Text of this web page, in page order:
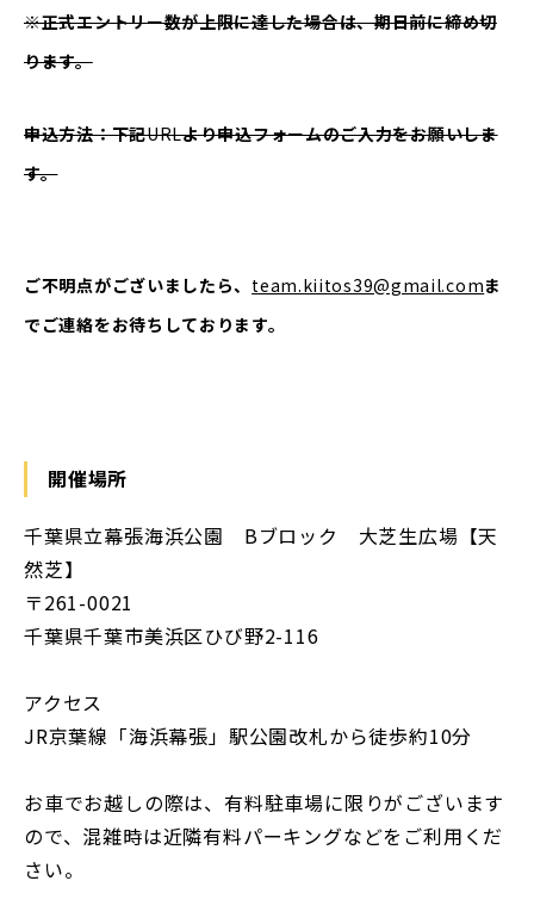
※正式エントリー数が上限に達した場合は、期日前に締め切
ります。
申込方法：下記URLより申込フォームのご入力をお願いしま
す。
ご不明点がございましたら、 team.kiitos39@gmail.comま
でご連絡をお待ちしております。
開催場所
千葉県立幕張海浜公園 Bブロック 大芝生広場【天
然芝】
〒261-0021
千葉県千葉市美浜区ひび野2-116
アクセス
JR京葉線「海浜幕張」駅公園改札から徒歩約10分
お車でお越しの際は、有料駐車場に限りがございます
ので、混雑時は近隣有料パーキングなどをご利用くだ
さい。